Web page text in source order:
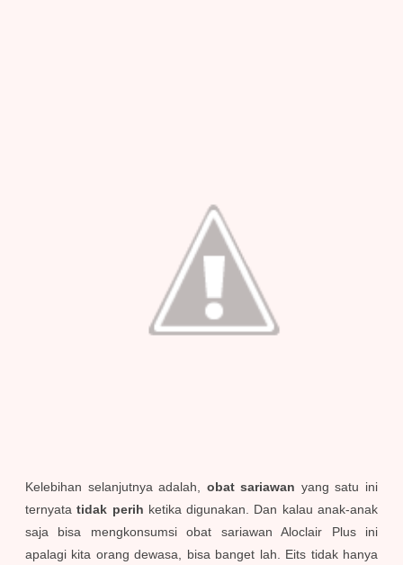
Kelebihan selanjutnya adalah, obat sariawan yang satu ini
ternyatatidak perih ketika digunakan. Dan kalau anak-anak
saja bisa mengkonsumsi obat sariawan Aloclair Plus ini
apalagi kita orang dewasa, bisa banget lah. Eits tidak hanya